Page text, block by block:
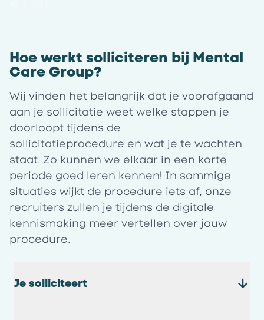
Hoe werkt solliciteren bij Mental
Care Group?
Wij vinden het belangrijk dat je voorafgaand
aan je sollicitatie weet welke stappen je
doorloopt tijdens de
sollicitatieprocedure en wat je te wachten
staat. Zo kunnen we elkaar in een korte
periode goed leren kennen! In sommige
situaties wijkt de procedure iets af, onze
recruiters zullen je tijdens de digitale
kennismaking meer vertellen over jouw
procedure.
Je solliciteert